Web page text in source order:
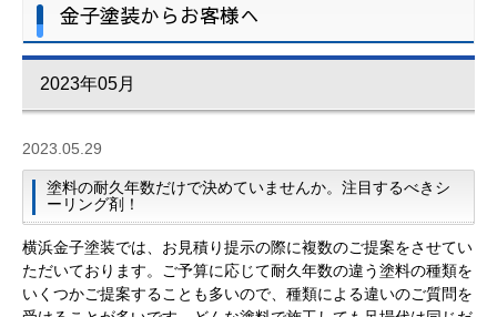
金子塗装からお客様へ
2023年05月
2023.05.29
塗料の耐久年数だけで決めていませんか。注目するべきシ
ーリング剤！
横浜金子塗装では、お見積り提示の際に複数のご提案をさせてい
ただいております。ご予算に応じて耐久年数の違う塗料の種類を
いくつかご提案することも多いので、種類による違いのご質問を